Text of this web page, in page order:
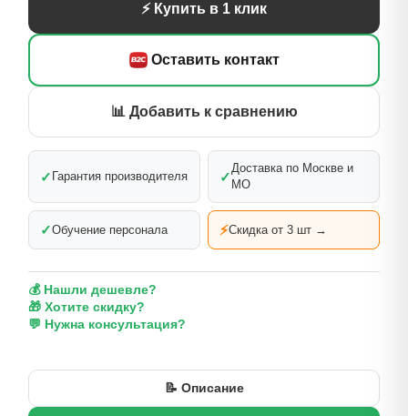
⚡ Купить в 1 клик
Оставить контакт
📊 Добавить к сравнению
✓ Гарантия производителя ✓
Доставка по Москве и
МО
✓Обучение персонала ⚡Скидка от 3 шт →
💰 Нашли дешевле?
🎁 Хотите скидку?
💬 Нужна консультация?
📝 Описание